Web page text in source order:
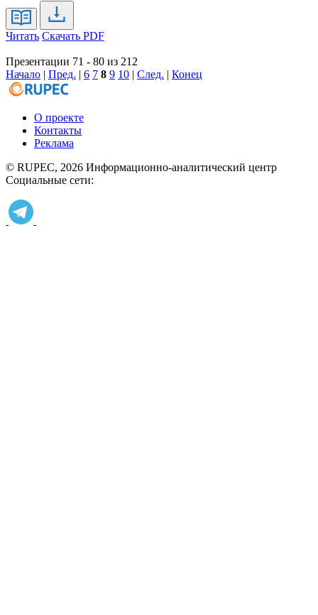
Читать Скачать PDF
Презентации 71 - 80 из 212
Начало | Пред. | 6 7 8 9 10 | След. | Конец
О проекте
Контакты
Реклама
© RUPEC, 2026 Информационно-аналитический центр
Социальные сети: